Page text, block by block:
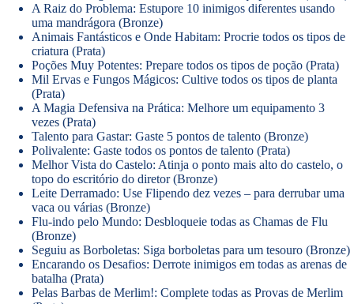
A Raiz do Problema: Estupore 10 inimigos diferentes usando
uma mandrágora (Bronze)
Animais Fantásticos e Onde Habitam: Procrie todos os tipos de
criatura (Prata)
Poções Muy Potentes: Prepare todos os tipos de poção (Prata)
Mil Ervas e Fungos Mágicos: Cultive todos os tipos de planta
(Prata)
A Magia Defensiva na Prática: Melhore um equipamento 3
vezes (Prata)
Talento para Gastar: Gaste 5 pontos de talento (Bronze)
Polivalente: Gaste todos os pontos de talento (Prata)
Melhor Vista do Castelo: Atinja o ponto mais alto do castelo, o
topo do escritório do diretor (Bronze)
Leite Derramado: Use Flipendo dez vezes – para derrubar uma
vaca ou várias (Bronze)
Flu-indo pelo Mundo: Desbloqueie todas as Chamas de Flu
(Bronze)
Seguiu as Borboletas: Siga borboletas para um tesouro (Bronze)
Encarando os Desafios: Derrote inimigos em todas as arenas de
batalha (Prata)
Pelas Barbas de Merlim!: Complete todas as Provas de Merlim